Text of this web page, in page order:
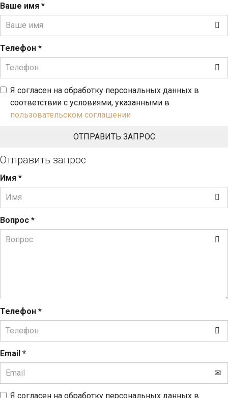
Ваше имя *
Телефон *
Я согласен на обработку персональных данных в
соответствии с условиями, указанными в
пользовательском соглашении
Отправить запрос
Имя *
Вопрос *
Телефон *
Email *
Я согласен на обработку персональных данных в